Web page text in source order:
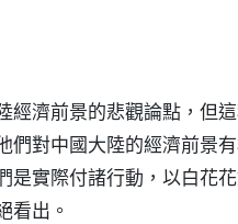
經濟前景的悲觀論點，但
們對中國大陸的經濟前景
實際付諸行動，以白花
看出。